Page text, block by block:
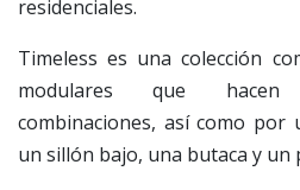
residenciales.
Timeless es una colección
modulares que hacen
combinaciones, así como
un sillón bajo, una butaca y un